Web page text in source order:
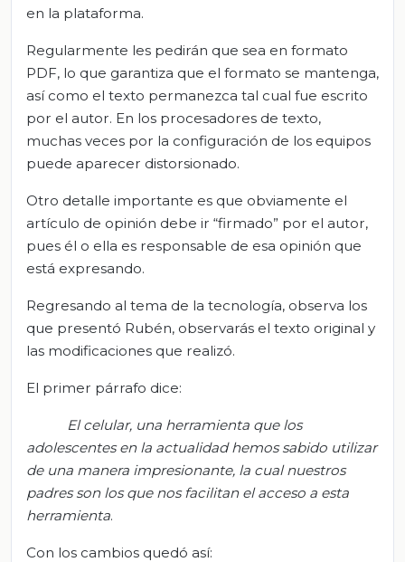
en la plataforma.
Regularmente les pedirán que sea en formato
PDF, lo que garantiza que el formato se mantenga,
así como el texto permanezca tal cual fue escrito
por el autor. En los procesadores de texto,
muchas veces por la configuración de los equipos
puede aparecer distorsionado.
Otro detalle importante es que obviamente el
artículo de opinión debe ir “firmado” por el autor,
pues él o ella es responsable de esa opinión que
está expresando.
Regresando al tema de la tecnología, observa los
que presentó Rubén, observarás el texto original y
las modificaciones que realizó.
El primer párrafo dice:
El celular, una herramienta que los
adolescentes en la actualidad hemos sabido utilizar
de una manera impresionante, la cual nuestros
padres son los que nos facilitan el acceso a esta
herramienta.
Con los cambios quedó así: